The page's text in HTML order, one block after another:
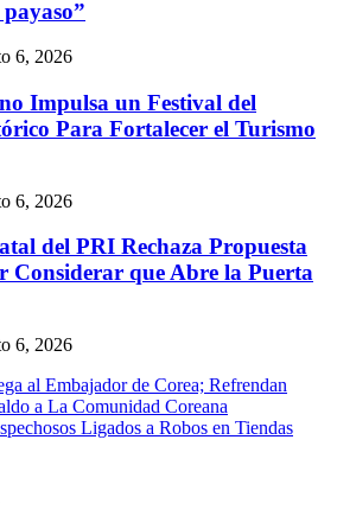
6, 2026
Impulsa un Festival del
Para Fortalecer el Turismo
6, 2026
del PRI Rechaza Propuesta
Considerar que Abre la Puerta
6, 2026
al Embajador de Corea; Refrendan
a La Comunidad Coreana
Ligados a Robos en Tiendas